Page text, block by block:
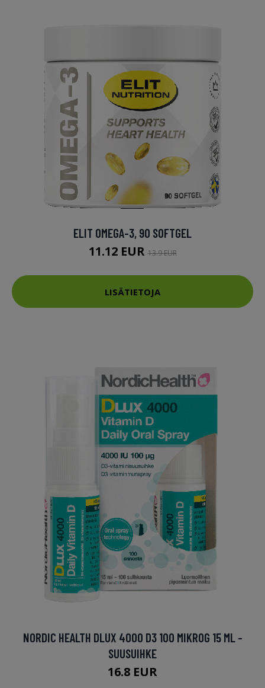
ELIT OMEGA-3, 90 SOFTGEL
11.12 EUR13.9 EUR
LISÄTIETOJA
NORDIC HEALTH DLUX 4000 D3 100 MIKROG 15 ML -
SUUSUIHKE
16.8 EUR